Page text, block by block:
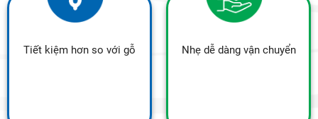
Tiết kiệm hơn so với gỗ Nhẹ dễ dàng vận chuyển